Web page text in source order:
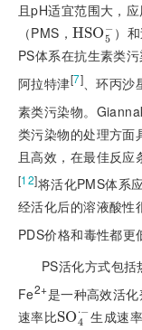
且pH适宜范围大，
（PMS，HSO−
5 ）
PS体系在抗生素类
阿拉特津[7]、环丙沙
素类污染物。
类污染物的处理方面
且高效，在最佳反
[12]将活化PMS体系
经活化后的溶液酸性
PDS价格和毒性都
PS活化方式包括
Fe2+是一种高效活
速率比SO⋅−
4
生成速